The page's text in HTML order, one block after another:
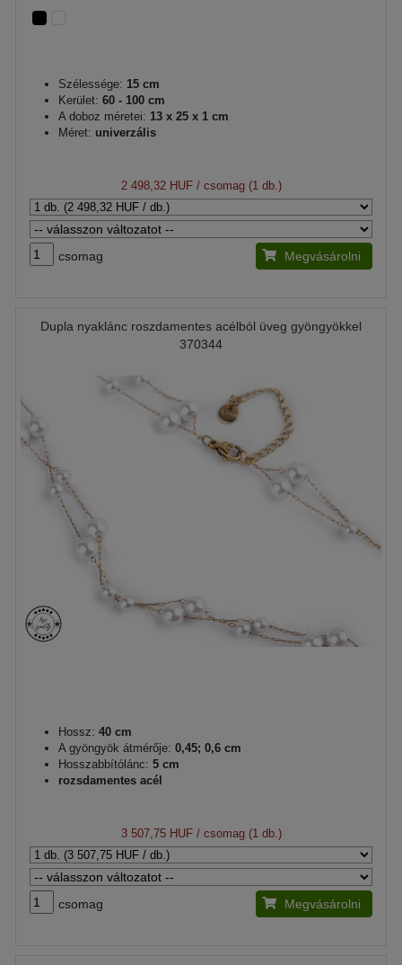
Szélessége: 15 cm
Kerület: 60 - 100 cm
A doboz méretei: 13 x 25 x 1 cm
Méret: univerzális
2 498,32 HUF/ csomag (1 db.)
csomag Megvásárolni
Dupla nyaklánc roszdamentes acélból üveg gyöngyökkel
370344
Hossz: 40 cm
A gyöngyök átmérője: 0,45; 0,6 cm
Hosszabbítólánc: 5 cm
rozsdamentes acél
3 507,75 HUF/ csomag (1 db.)
csomag Megvásárolni